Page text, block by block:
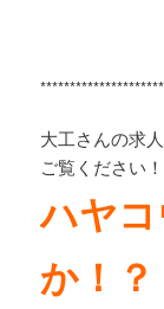
大工さんの求
ご覧ください！
ハヤ
か！？